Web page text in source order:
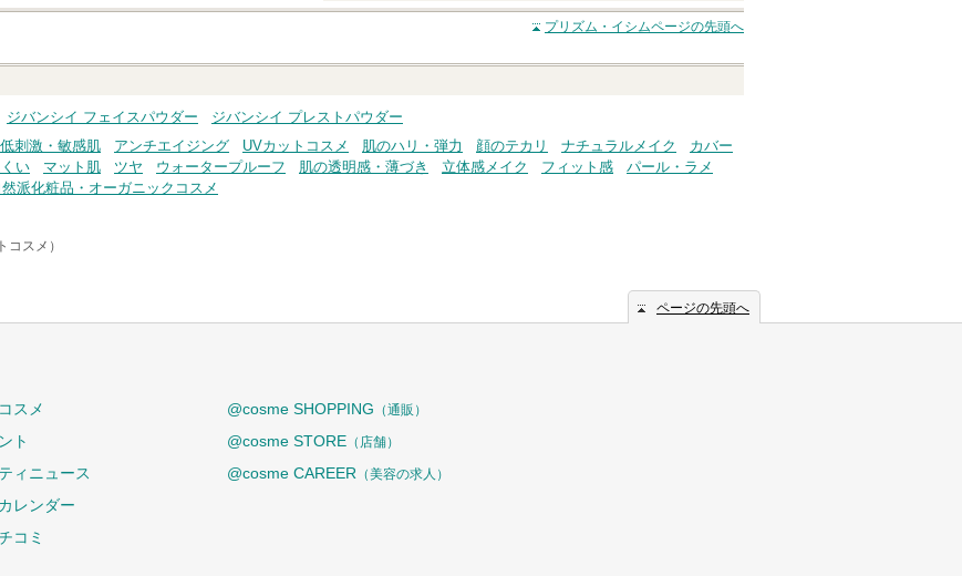
クチコミする
プリズム・イシムページの先頭へ
ジバンシイ フェイスパウダー
ジバンシイ プレストパウダー
低刺激・敏感肌 アンチエイジング UVカットコスメ 肌のハリ・弾力 顔のテカリ ナチュラルメイク
カバー
い マット肌 ツヤ ウォータープルーフ 肌の透明感・薄づき 立体感メイク フィット感
パール・ラメ
然派化粧品・オーガニックコスメ
コスメ）
ページの先頭へ
スメ
ト
ィニュース
レンダー
コミ
@cosme SHOPPING （通販）
@cosme STORE （店舗）
@cosme CAREER （美容の求人）